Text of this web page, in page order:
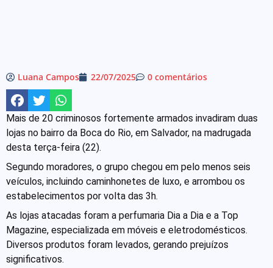
Luana Campos 22/07/2025 0 comentários
Mais de 20 criminosos fortemente armados invadiram duas
lojas no bairro da Boca do Rio, em Salvador, na madrugada
desta terça-feira (22).
Segundo moradores, o grupo chegou em pelo menos seis
veículos, incluindo caminhonetes de luxo, e arrombou os
estabelecimentos por volta das 3h.
As lojas atacadas foram a perfumaria Dia a Dia e a Top
Magazine, especializada em móveis e eletrodomésticos.
Diversos produtos foram levados, gerando prejuízos
significativos.